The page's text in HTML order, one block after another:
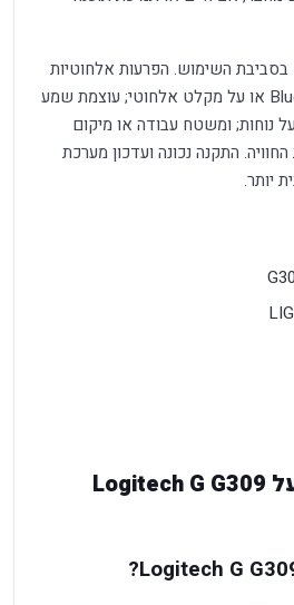
בסביבת השימוש. הפרעות אלחוטיות
יכולות להשפיע על Bluetooth או על מקלט אלחוטי; עוצמת שמע
נוחות; ומשטח עבודה או מיקום
התקנה נכונה ועדכון מערכת
יותר.
שאלות ותשובות על Logitech G G309